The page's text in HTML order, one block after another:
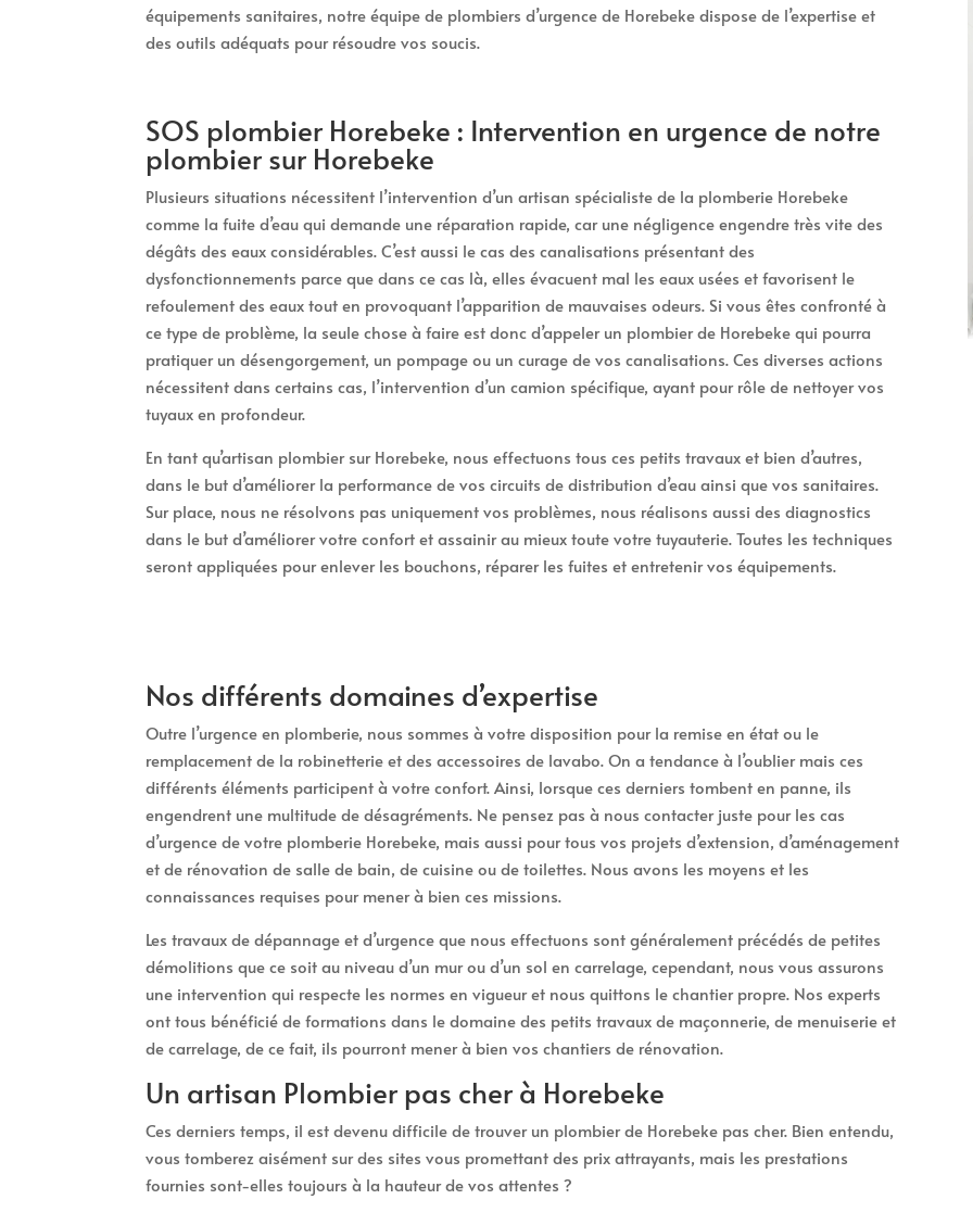
équipements sanitaires, notre équipe de plombiers d’urgence de Horebeke dispose de l’expertise et
des outils adéquats pour résoudre vos soucis.
SOS plombier Horebeke : Intervention en urgence de notre
plombier sur Horebeke
Plusieurs situations nécessitent l’intervention d’un artisan spécialiste de la plomberie Horebeke
comme la fuite d’eau qui demande une réparation rapide, car une négligence engendre très vite des
dégâts des eaux considérables. C’est aussi le cas des canalisations présentant des
dysfonctionnements parce que dans ce cas là, elles évacuent mal les eaux usées et favorisent le
refoulement des eaux tout en provoquant l’apparition de mauvaises odeurs. Si vous êtes confronté à
ce type de problème, la seule chose à faire est donc d’appeler un plombier de Horebeke qui pourra
pratiquer un désengorgement, un pompage ou un curage de vos canalisations. Ces diverses actions
nécessitent dans certains cas, l’intervention d’un camion spécifique, ayant pour rôle de nettoyer vos
tuyaux en profondeur.
En tant qu’artisan plombier sur Horebeke, nous effectuons tous ces petits travaux et bien d’autres,
dans le but d’améliorer la performance de vos circuits de distribution d’eau ainsi que vos sanitaires.
Sur place, nous ne résolvons pas uniquement vos problèmes, nous réalisons aussi des diagnostics
dans le but d’améliorer votre confort et assainir au mieux toute votre tuyauterie. Toutes les techniques
seront appliquées pour enlever les bouchons, réparer les fuites et entretenir vos équipements.
Nos différents domaines d’expertise
Outre l’urgence en plomberie, nous sommes à votre disposition pour la remise en état ou le
remplacement de la robinetterie et des accessoires de lavabo. On a tendance à l’oublier mais ces
différents éléments participent à votre confort. Ainsi, lorsque ces derniers tombent en panne, ils
engendrent une multitude de désagréments. Ne pensez pas à nous contacter juste pour les cas
d’urgence de votre plomberie Horebeke, mais aussi pour tous vos projets d’extension, d’aménagement
et de rénovation de salle de bain, de cuisine ou de toilettes. Nous avons les moyens et les
connaissances requises pour mener à bien ces missions.
Les travaux de dépannage et d’urgence que nous effectuons sont généralement précédés de petites
démolitions que ce soit au niveau d’un mur ou d’un sol en carrelage, cependant, nous vous assurons
une intervention qui respecte les normes en vigueur et nous quittons le chantier propre. Nos experts
ont tous bénéficié de formations dans le domaine des petits travaux de maçonnerie, de menuiserie et
de carrelage, de ce fait, ils pourront mener à bien vos chantiers de rénovation.
Un artisan Plombier pas cher à Horebeke
Ces derniers temps, il est devenu difficile de trouver un plombier de Horebeke pas cher. Bien entendu,
vous tomberez aisément sur des sites vous promettant des prix attrayants, mais les prestations
fournies sont-elles toujours à la hauteur de vos attentes ?